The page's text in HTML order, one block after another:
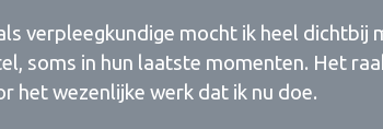
verpleegkundige mocht ik heel dichtbij
soms in hun laatste momenten. Het
het wezenlijke werk dat ik nu doe.